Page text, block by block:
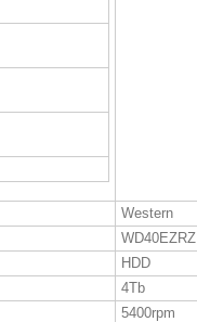
Western
WD40EZRZ
HDD
4Tb
5400rpm